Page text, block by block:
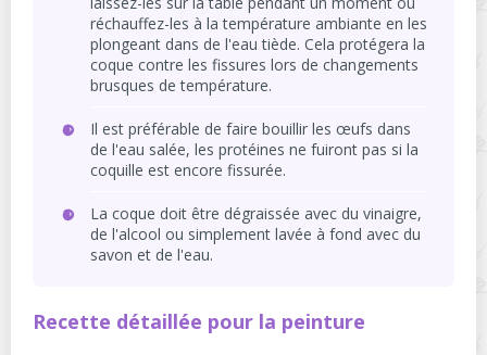
réchauffez-les à la température ambiante en les
plongeant dans de l'eau tiède. Cela protégera la
coque contre les fissures lors de changements
brusques de température.
Il est préférable de faire bouillir les œufs dans
de l'eau salée, les protéines ne fuiront pas si la
coquille est encore fissurée.
La coque doit être dégraissée avec du vinaigre,
de l'alcool ou simplement lavée à fond avec du
savon et de l'eau.
Recette détaillée pour la peinture